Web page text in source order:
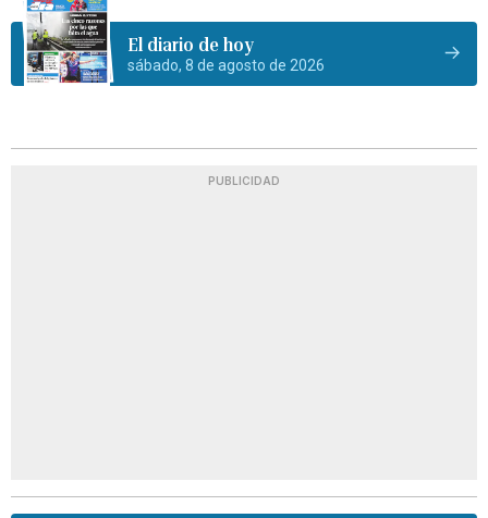
El diario de hoy
sábado, 8 de agosto de 2026
PUBLICIDAD